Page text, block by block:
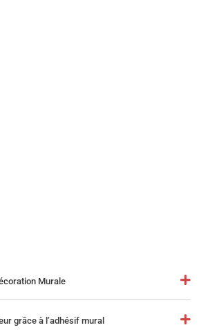
Murale
grâce à l’adhésif mural